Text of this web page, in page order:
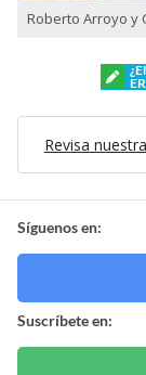
Roberto Arroyo y
Revisa
Síguenos en:
Suscríbete en: